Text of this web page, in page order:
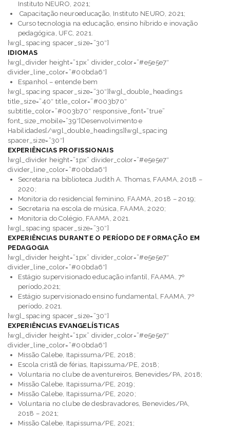
Instituto NEURO, 2021;
Capacitação neuroeducação, Instituto NEURO, 2021;
Curso tecnologia na educação, ensino híbrido e inovação
pedagógica, UFC, 2021.
[wgl_spacing spacer_size=”30″]
IDIOMAS
[wgl_divider height=”1px” divider_color=”#e5e5e7″
divider_line_color=”#00bda6″]
Espanhol – entende bem
[wgl_spacing spacer_size=”30″][wgl_double_headings
title_size=”40″ title_color=”#003b70″
subtitle_color=”#003b70″ responsive_font=”true”
font_size_mobile=”39″]Desenvolvimento e
Habilidades[/wgl_double_headings][wgl_spacing
spacer_size=”30″]
EXPERIÊNCIAS PROFISSIONAIS
[wgl_divider height=”1px” divider_color=”#e5e5e7″
divider_line_color=”#00bda6″]
Secretaria na biblioteca Judith A. Thomas, FAAMA, 2018 –
2020;
Monitoria do residencial feminino, FAAMA, 2018 – 2019;
Secretaria na escola de música, FAAMA, 2020;
Monitoria do Colégio, FAAMA, 2021.
[wgl_spacing spacer_size=”30″]
EXPERIÊNCIAS DURANTE O PERÍODO DE FORMAÇÃO EM
PEDAGOGIA
[wgl_divider height=”1px” divider_color=”#e5e5e7″
divider_line_color=”#00bda6″]
Estágio supervisionado educação infantil, FAAMA, 7º
período,2021;
Estágio supervisionado ensino fundamental, FAAMA, 7º
período, 2021
[wgl_spacing spacer_size=”30″]
EXPERIÊNCIAS EVANGELÍSTICAS
[wgl_divider height=”1px” divider_color=”#e5e5e7″
divider_line_color=”#00bda6″]
Missão Calebe, Itapissuma/PE, 2018;
Escola cristã de férias, Itapissuma/PE, 2018;
Voluntaria no clube de aventureiros, Benevides/PA, 2018;
Missão Calebe, Itapissuma/PE, 2019;
Missão Calebe, Itapissuma/PE, 2020;
Voluntaria no clube de desbravadores, Benevides/PA,
2018 – 2021;
Missão Calebe, Itapissuma/PE, 2021;